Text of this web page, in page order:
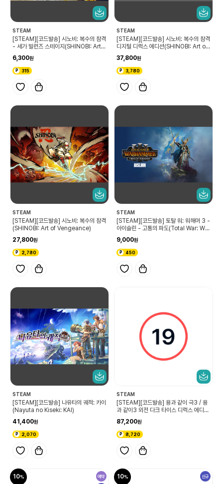
STEAM
[STEAM][코드발송] 시노비: 복수의 참격
- 세가 빌런즈 스테이지(SHINOBI: Art o
e)
6,300
315
STEAM
[STEAM][코드발송] 시노비: 복수의 참격
디지털 디럭스 에디션(SHINOBI: Art of
n)
37,800
3,780
STEAM
[STEAM][코드발송] 시노비: 복수의 참격
(SHINOBI: Art of Vengeance)
27,800
2,780
STEAM
[STEAM][코드발송] 토탈 워: 워해머 3 -
아이슬린 - 고통의 파도(Total War: WA
orment)
9,000
450
STEAM
[STEAM][코드발송] 나유타의 궤적: 카이
(Nayuta no Kiseki: KAI)
41,400
2,070
STEAM
[STEAM][코드발송] 용과 같이 극3 / 용
과 같이3 외전 다크 타이스 디럭스 에디션
uxe Edition)
87,200
8,720
10 예약 10 신규